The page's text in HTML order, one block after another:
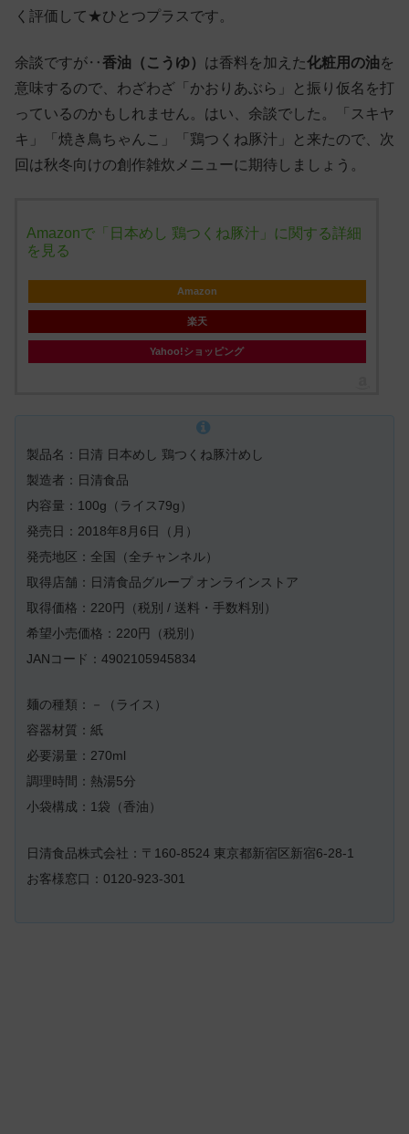
く評価して★ひとつプラスです。
余談ですが‥香油（こうゆ） は香料を加えた化粧用の油を
意味するので、わざわざ「かおりあぶら」と振り仮名を打
っているのかもしれません。はい、余談でした。「スキヤ
キ」「焼き鳥ちゃんこ」「鶏つくね豚汁」と来たので、次
回は秋冬向けの創作雑炊メニューに期待しましょう。
Amazonで「日本めし 鶏つくね豚汁」に関する詳細
を見る
Amazon
楽天
Yahoo!ショッピング
製品名：日清 日本めし 鶏つくね豚汁めし
製造者：日清食品
内容量：100g（ライス79g）
発売日：2018年8月6日（月）
発売地区：全国（全チャンネル）
取得店舗：日清食品グループ オンラインストア
取得価格：220円（税別 / 送料・手数料別）
希望小売価格：220円（税別）
JANコード：4902105945834
麺の種類：－（ライス）
容器材質：紙
必要湯量：270ml
調理時間：熱湯5分
小袋構成：1袋（香油）
日清食品株式会社：〒160-8524 東京都新宿区新宿6-28-1
お客様窓口：0120-923-301